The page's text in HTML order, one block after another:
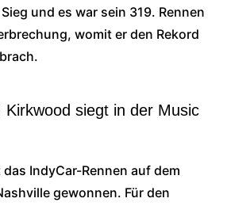
und es war sein 319. Rennen
womit er den Rekord
Kirkwood siegt in der Music
IndyCar-Rennen auf dem
gewonnen. Für den